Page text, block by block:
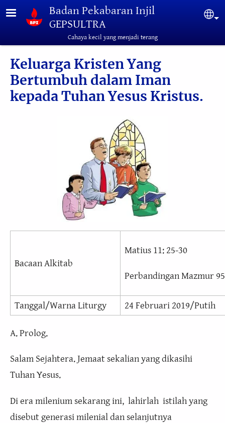
Lompat ke isi utamaBadan Pekabaran Injil
GEPSULTRA
Cahaya kecil yang menjadi terang
Keluarga Kristen Yang
Bertumbuh dalam Iman
kepada Tuhan Yesus Kristus.
Bacaan Alkitab
Matius 11: 25-30
Perbandingan Mazmur
Tanggal/Warna Liturgy 24 Februari 2019/Putih
A. Prolog.
Salam Sejahtera. Jemaat sekalian yang dikasihi
Tuhan Yesus.
Di era milenium sekarang ini, lahirlah istilah yang
disebut generasi milenial dan selanjutnya